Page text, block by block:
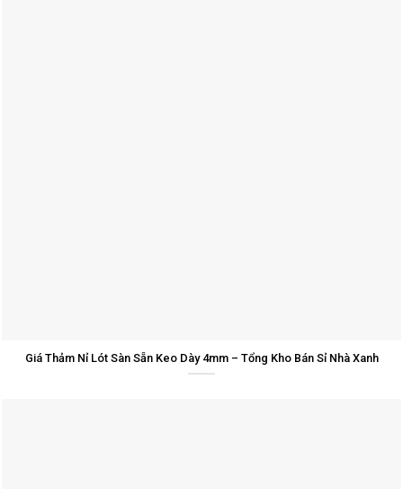
Giá Thảm Nỉ Lót Sàn Sẵn Keo Dày 4mm – Tổng Kho Bán Sỉ Nhà Xanh